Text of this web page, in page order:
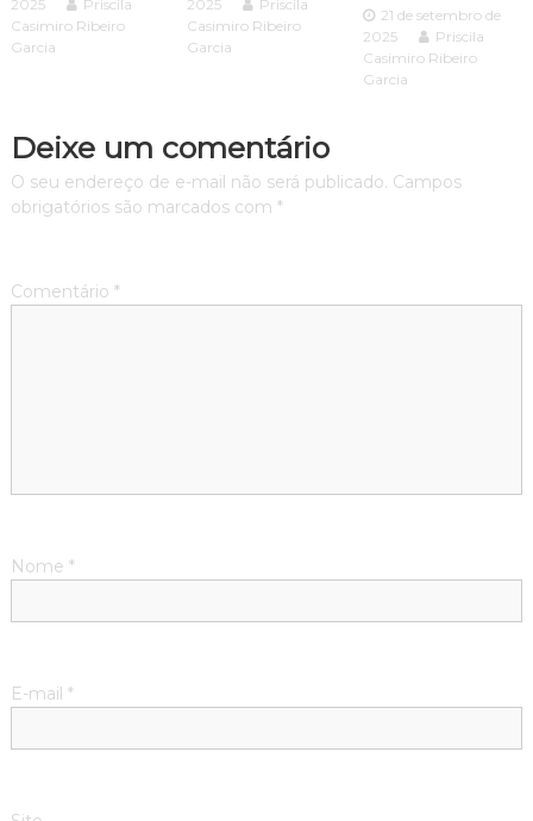
o
t
2025
Priscila
Casimiro Ribeiro
Garcia
2025
Priscila
Casimiro Ribeiro
Garcia
21 de setembro de
2025
Priscila
Casimiro Ribeiro
Garcia
Deixe um comentário
O seu endereço de e-mail não será publicado. Campos
obrigatórios são marcados com *
Comentário *
Nome *
E-mail *